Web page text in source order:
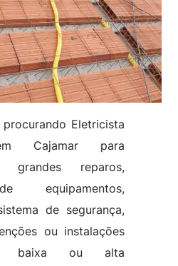
Eletricista
Cajamar para
grandes reparos,
equipamentos,
de segurança,
ou instalações
baixa ou alta